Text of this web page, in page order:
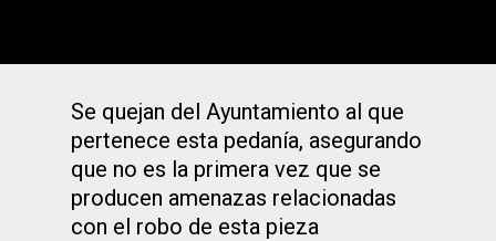
Se quejan del Ayuntamiento al que
pertenece esta pedanía, asegurando
que no es la primera vez que se
producen amenazas relacionadas
con el robo de esta pieza